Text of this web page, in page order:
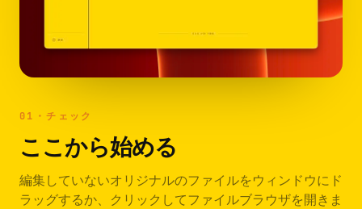
01・チェック
ここから始める
編集していないオリジナルのファイルをウィンドウにド
ラッグするか、クリックしてファイルブラウザを開きま